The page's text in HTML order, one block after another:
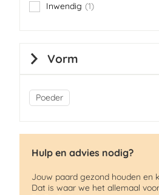
Inwendig 1
item
Vorm
Poeder
Hulp en advies nodig?
Jouw paard gezond houden en
Dat is waar we het allemaal